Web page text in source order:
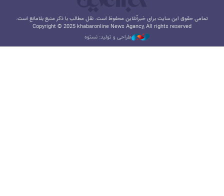
تمامی حقوق این سایت برای خبرآنلاین محفوظ است. نقل مطالب با ذکر منبع بلامانع است.
Copyright © 2025 khabaronline News Agancy, All rights reserved
طراحی و تولید: نستوه